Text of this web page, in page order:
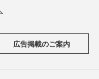
広告掲載のご案内